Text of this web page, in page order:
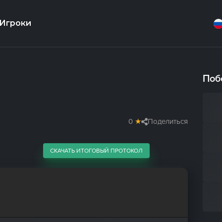
0 ★ Поделиться
СКАЧАТЬ ИТОГОВЫЙ ПРОТОКОЛ